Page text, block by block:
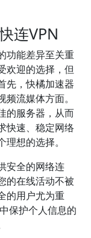
连VPN
功能差异至关重
欢迎的选择，但
先，快橘加速器
流媒体方面。
的服务器，从而
快速、稳定网络
想的选择。
安全的网络连
的在线活动不被
的用户尤为重
保护个人信息的